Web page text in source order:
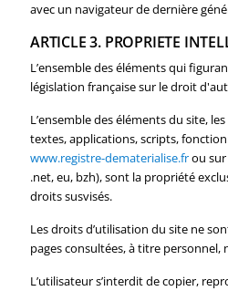
avec un navigateur de dernière
ARTICLE 3. PROPRIETE
L’ensemble des éléments qui
législation française sur le droit
L’ensemble des éléments du site,
textes, applications, scripts,
www.registre-dematerialise.frou
.net, eu, bzh), sont la propriété
droits susvisés.
Les droits d’utilisation du site ne
pages consultées, à titre personnel,
L’utilisateur s’interdit de copier,